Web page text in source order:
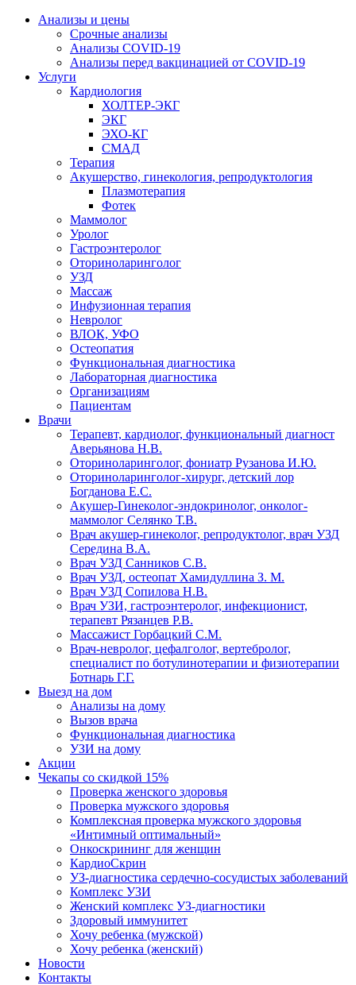
Анализы и цены
Срочные анализы
Анализы COVID-19
Анализы перед вакцинацией от COVID-19
Услуги
Кардиология
ХОЛТЕР-ЭКГ
ЭКГ
ЭХО-КГ
СМАД
Терапия
Акушерство, гинекология, репродуктология
Плазмотерапия
Фотек
Маммолог
Уролог
Гастроэнтеролог
Оториноларинголог
УЗД
Массаж
Инфузионная терапия
Невролог
ВЛОК, УФО
Остеопатия
Функциональная диагностика
Лабораторная диагностика
Организациям
Пациентам
Врачи
Терапевт, кардиолог, функциональный диагност
Аверьянова Н.В.
Оториноларинголог, фониатр Рузанова И.Ю.
Оториноларинголог-хирург, детский лор
Богданова Е.С.
Акушер-Гинеколог-эндокринолог, онколог-
маммолог Селянко Т.В.
Врач акушер-гинеколог, репродуктолог, врач УЗД
Середина В.А.
Врач УЗД Санников С.В.
Врач УЗД, остеопат Хамидуллина З. М.
Врач УЗД Сопилова Н.В.
Врач УЗИ, гастроэнтеролог, инфекционист,
терапевт Рязанцев Р.В.
Массажист Горбацкий С.М.
Врач-невролог, цефалголог, вертебролог,
специалист по ботулинотерапии и физиотерапии
Ботнарь Г.Г.
Выезд на дом
Анализы на дому
Вызов врача
Функциональная диагностика
УЗИ на дому
Акции
Чекапы со скидкой 15%
Проверка женского здоровья
Проверка мужского здоровья
Комплексная проверка мужского здоровья
«Интимный оптимальный»
Онкоcкрининг для женщин
КардиоСкрин
УЗ-диагностика сердечно-сосудистых заболеваний
Комплекс УЗИ
Женский комплекс УЗ-диагностики
Здоровый иммунитет
Хочу ребенка (мужской)
Хочу ребенка (женский)
Новости
Контакты